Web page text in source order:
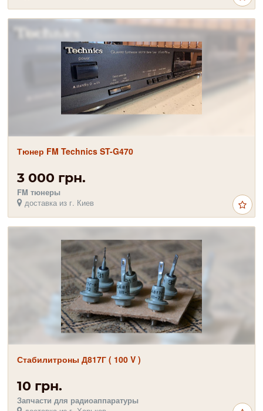
Тюнер FM Technics ST-G470
3 000 грн.
FM тюнеры
доставка из г. Киев
Стабилитроны Д817Г ( 100 V )
10 грн.
Запчасти для радиоаппаратуры